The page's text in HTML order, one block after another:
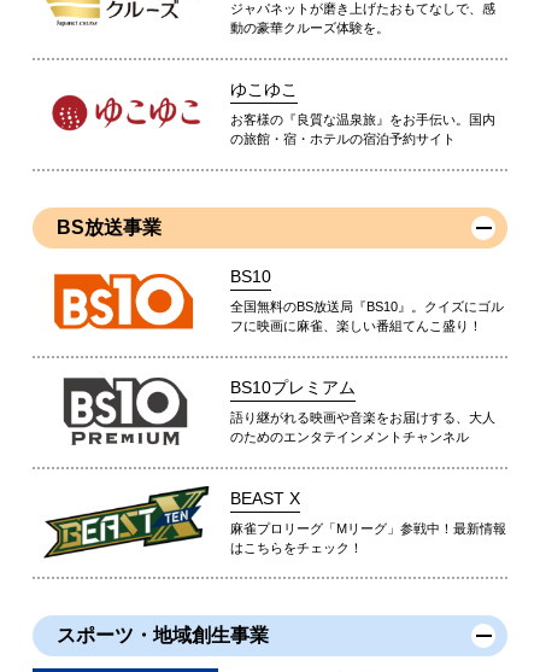
ジャパネットが磨き上げたおもてなしで、感
動の豪華クルーズ体験を。
ゆこゆこ
お客様の『良質な温泉旅』をお手伝い。国内
の旅館・宿・ホテルの宿泊予約サイト
BS放送事業
BS10
全国無料のBS放送局『BS10』。クイズにゴル
フに映画に麻雀、楽しい番組てんこ盛り！
BS10プレミアム
語り継がれる映画や音楽をお届けする、大人
のためのエンタテインメントチャンネル
BEAST X
麻雀プロリーグ「Mリーグ」参戦中！最新情報
はこちらをチェック！
スポーツ・地域創生事業